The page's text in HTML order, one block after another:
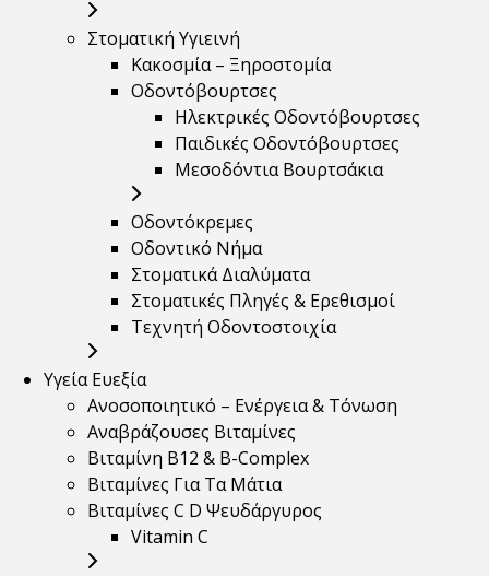
Στοματική Υγιεινή
Κακοσμία – Ξηροστομία
Οδοντόβουρτσες
Ηλεκτρικές Οδοντόβουρτσες
Παιδικές Οδοντόβουρτσες
Μεσοδόντια Βουρτσάκια
Οδοντόκρεμες
Οδοντικό Νήμα
Στοματικά Διαλύματα
Στοματικές Πληγές & Ερεθισμοί
Τεχνητή Οδοντοστοιχία
Υγεία Ευεξία
Ανοσοποιητικό – Ενέργεια & Τόνωση
Αναβράζουσες Βιταμίνες
Βιταμίνη B12 & Β-Complex
Βιταμίνες Για Τα Μάτια
Βιταμίνες C D Ψευδάργυρος
Vitamin C